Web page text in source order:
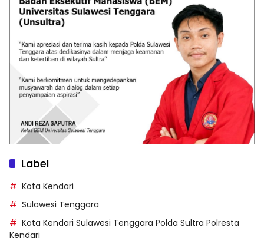
Label
Kota Kendari
Sulawesi Tenggara
Kota Kendari Sulawesi Tenggara Polda Sultra Polresta
Kendari